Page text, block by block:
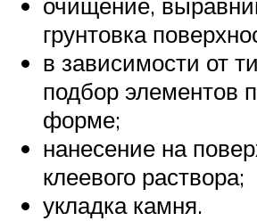
грунтовка
в зависимости от
подбор элементов
форме;
нанесение на
клеевого раствора;
укладка камня.